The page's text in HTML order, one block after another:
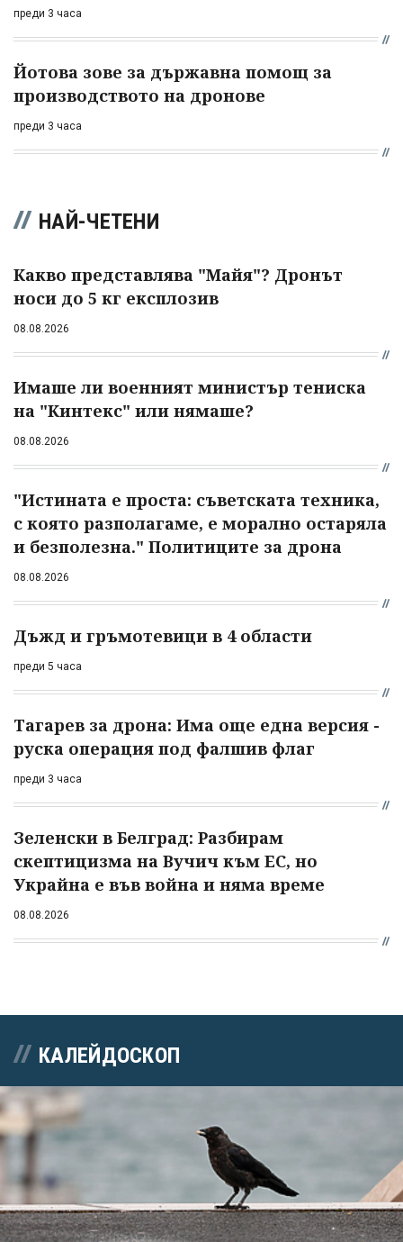
преди 3 часа
Йотова зове за държавна помощ за
производството на дронове
преди 3 часа
НАЙ-ЧЕТЕНИ
Какво представлява "Майя"? Дронът
носи до 5 кг експлозив
08.08.2026
Имаше ли военният министър тениска
на "Кинтекс" или нямаше?
08.08.2026
"Истината е проста: съветската техника,
с която разполагаме, е морално остаряла
и безполезна." Политиците за дрона
08.08.2026
Дъжд и гръмотевици в 4 области
преди 5 часа
Тагарев за дрона: Има още една версия -
руска операция под фалшив флаг
преди 3 часа
Зеленски в Белград: Разбирам
скептицизма на Вучич към ЕС, но
Украйна е във война и няма време
08.08.2026
КАЛЕЙДОСКОП